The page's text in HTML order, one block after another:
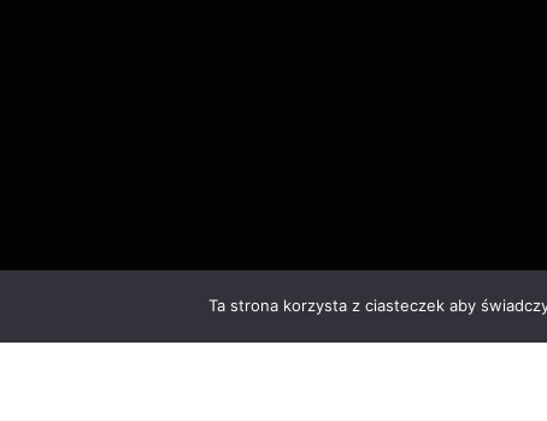
Ta strona korzysta z ciasteczek aby